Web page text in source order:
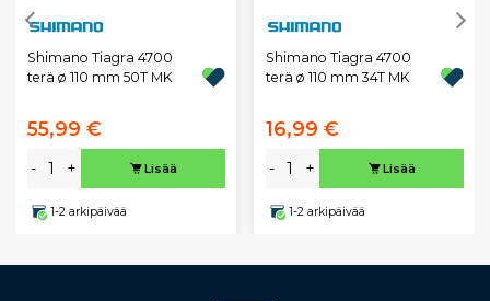
Shimano Tiagra 4700
terä ø 110 mm 50T MK
55,99 €
- + Lisää
1-2 arkipäivää
Shimano Tiagra 4700
terä ø 110 mm 34T MK
16,99 €
- + Lisää
1-2 arkipäivää